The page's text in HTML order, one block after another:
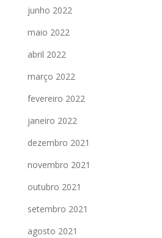
junho 2022
maio 2022
abril 2022
março 2022
fevereiro 2022
janeiro 2022
dezembro 2021
novembro 2021
outubro 2021
setembro 2021
agosto 2021